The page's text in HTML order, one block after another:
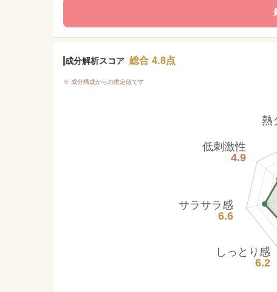
成分解析スコア 総合 4.8点
※ 成分構成からの推定値です
熱
しっとり感
6.2
サラサラ感
6.6
低刺激性
4.9